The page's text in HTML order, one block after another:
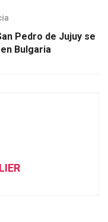
Pedro de Jujuy se
Bulgaria